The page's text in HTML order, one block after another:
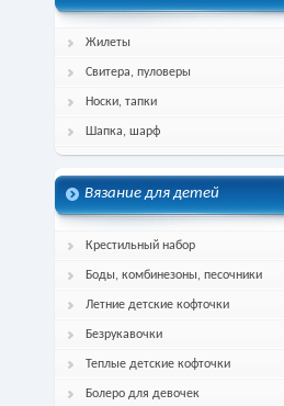
Жилеты
Свитера, пуловеры
Носки, тапки
Шапка, шарф
Вязание для детей
Крестильный набор
Боды, комбинезоны, песочники
Летние детские кофточки
Безрукавочки
Теплые детские кофточки
Болеро для девочек